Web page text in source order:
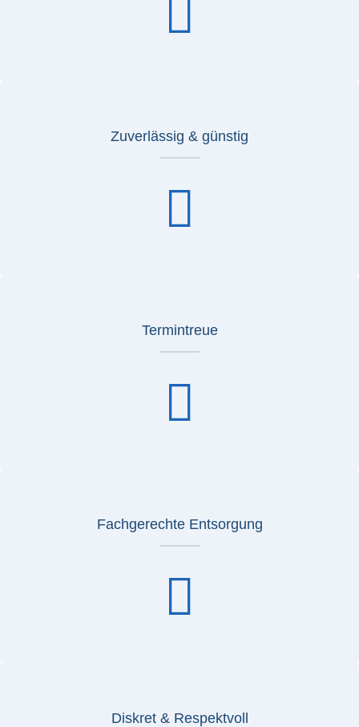
Zuverlässig & günstig
Termintreue
Fachgerechte Entsorgung
Diskret & Respektvoll